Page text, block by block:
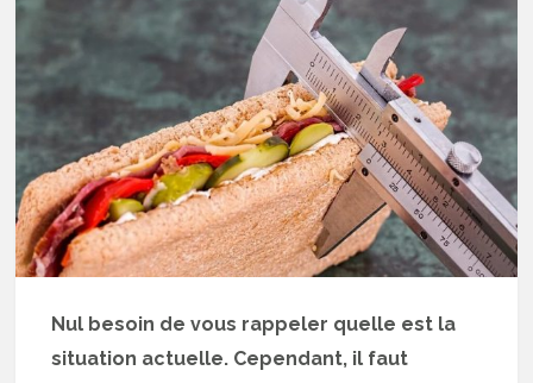
Nul besoin de vous rappeler quelle est la
situation actuelle. Cependant, il faut